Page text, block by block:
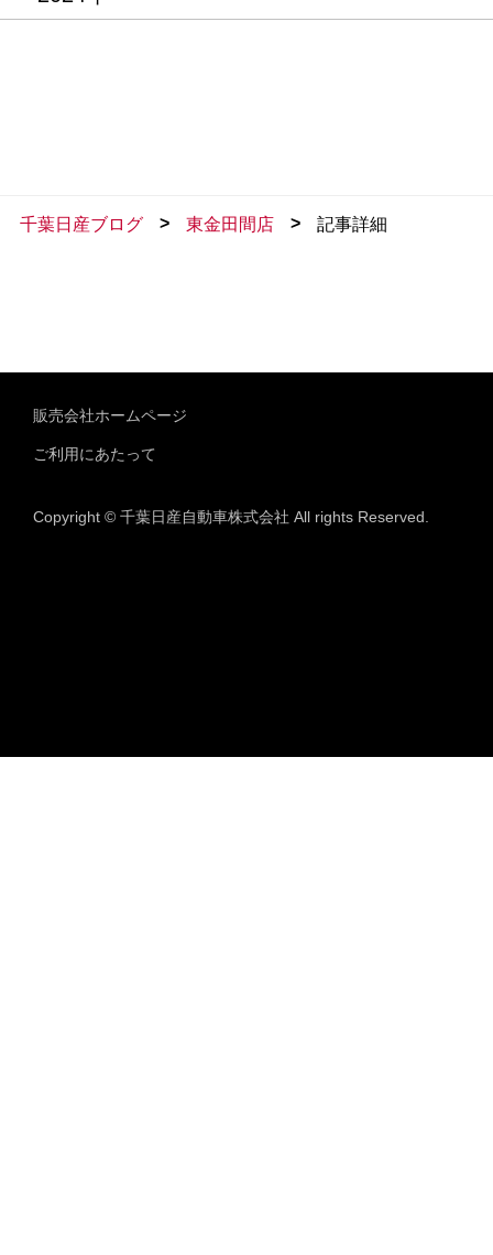
千葉日産ブログ > 東金田間店 > 記事詳細
販売会社ホームページ
ご利用にあたって
Copyright © 千葉日産自動車株式会社 All rights Reserved.